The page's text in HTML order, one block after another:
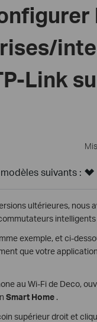
Link
suivants :
ultérieures,
exemple, et ci-
que votre
au Wi-Fi de Deco,
Smart Home.
supérieur droit et